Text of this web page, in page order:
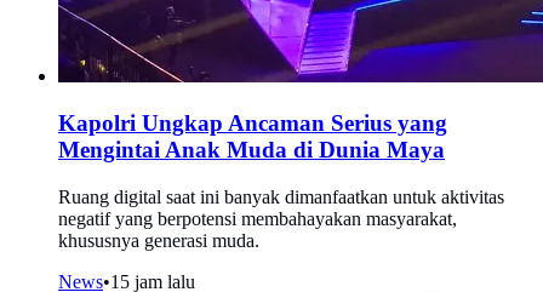
Kapolri Ungkap Ancaman Serius yang
Mengintai Anak Muda di Dunia Maya
Ruang digital saat ini banyak dimanfaatkan untuk aktivitas
negatif yang berpotensi membahayakan masyarakat,
khususnya generasi muda.
News•15 jam lalu